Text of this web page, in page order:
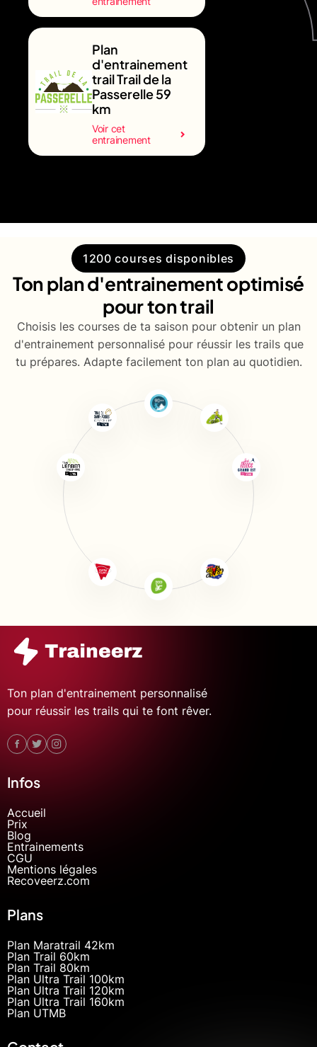
Plan
d'entrainement
trail Trail de la
Passerelle 59
km
Voir cet
entrainement
1200 courses disponibles
Ton plan d'entrainement optimisé
pour ton trail
Choisis les courses de ta saison pour obtenir un plan
d'entrainement personnalisé pour réussir les trails que
tu prépares. Adapte facilement ton plan au quotidien.
Ton plan d'entrainement personnalisé
pour réussir les trails qui te font rêver.
Infos
Accueil
Prix
Blog
Entrainements
CGU
Mentions légales
Recoveerz.com
Plans
Plan Maratrail 42km
Plan Trail 60km
Plan Trail 80km
Plan Ultra Trail 100km
Plan Ultra Trail 120km
Plan Ultra Trail 160km
Plan UTMB